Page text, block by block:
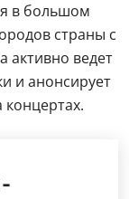
в большом
страны с
активно ведет
и анонсирует